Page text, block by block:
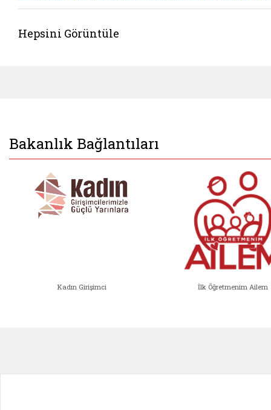
Hepsini Görüntüle
Bakanlık Bağlantıları
Kadın Girişimci İlk Öğretmenim Ailem